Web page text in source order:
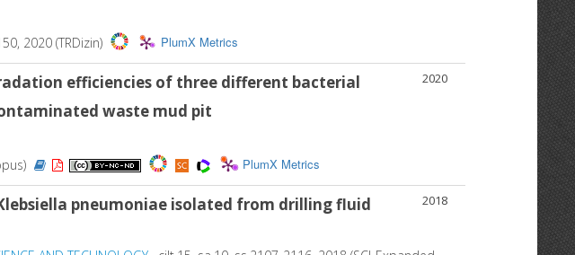
2020 (TRDizin) PlumX Metrics
2020
efficiencies of three different bacterial
waste mud pit
PlumX Metrics
2018
pneumoniae isolated from drilling fluid